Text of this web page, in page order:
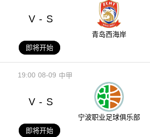
V - S
青岛西海岸
即将开始
08-09
19:00 中甲
V - S
宁波职业足球俱乐部
即将开始